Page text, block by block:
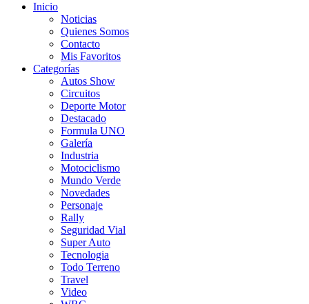
Inicio
Noticias
Quienes Somos
Contacto
Mis Favoritos
Categorías
Autos Show
Circuitos
Deporte Motor
Destacado
Formula UNO
Galería
Industria
Motociclismo
Mundo Verde
Novedades
Personaje
Rally
Seguridad Vial
Super Auto
Tecnologia
Todo Terreno
Travel
Video